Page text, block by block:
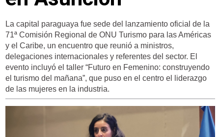
La capital paraguaya fue sede del lanzamiento oficial de la
71ª Comisión Regional de ONU Turismo para las Américas
y el Caribe, un encuentro que reunió a ministros,
delegaciones internacionales y referentes del sector. El
evento incluyó el taller “Futuro en Femenino: construyendo
el turismo del mañana”, que puso en el centro el liderazgo
de las mujeres en la industria.